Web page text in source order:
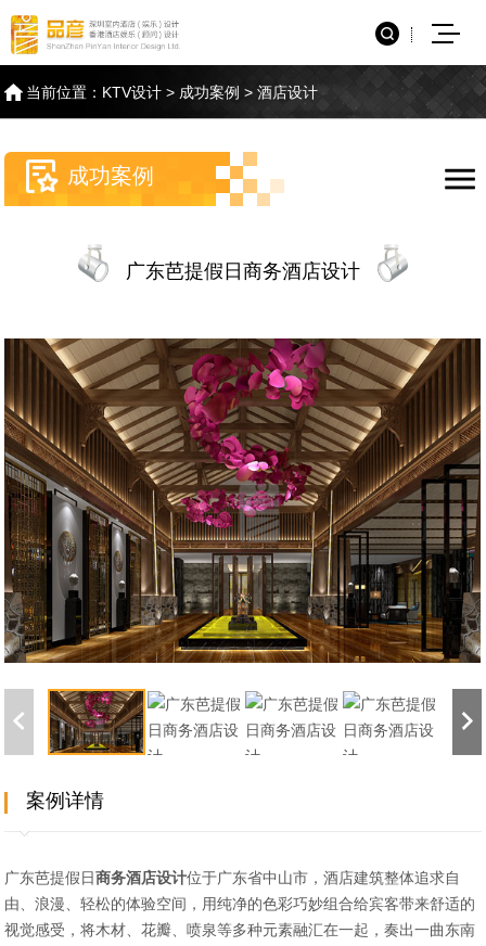
当前位置： KTV设计 > 成功案例 >酒店设计
成功案例
广东芭提假日商务酒店设计
案例详情
广东芭提假日商务酒店设计位于广东省中山市，酒店建筑整体追求自
由、浪漫、轻松的体验空间，用纯净的色彩巧妙组合给宾客带来舒适的
视觉感受，将木材、花瓣、喷泉等多种元素融汇在一起，奏出一曲东南